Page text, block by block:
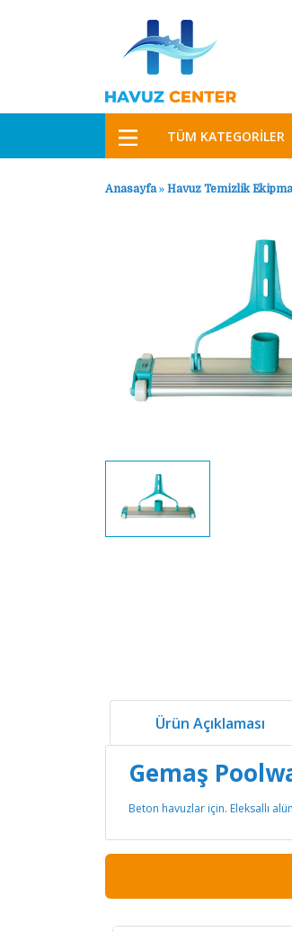
TÜM KATEGORİLER
Anasayfa» Havuz Temizlik
Ürün Açıklaması
Gemaş
Beton havuzlar için. Eleksallı